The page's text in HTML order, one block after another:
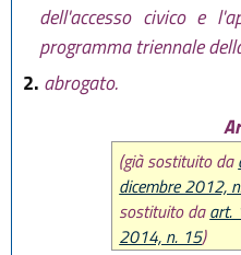
dell'accesso civico e
programma triennale
2. abrogato.
(già sostituito da
dicembre 2012,
sostituito daart.
2014, n. 15)